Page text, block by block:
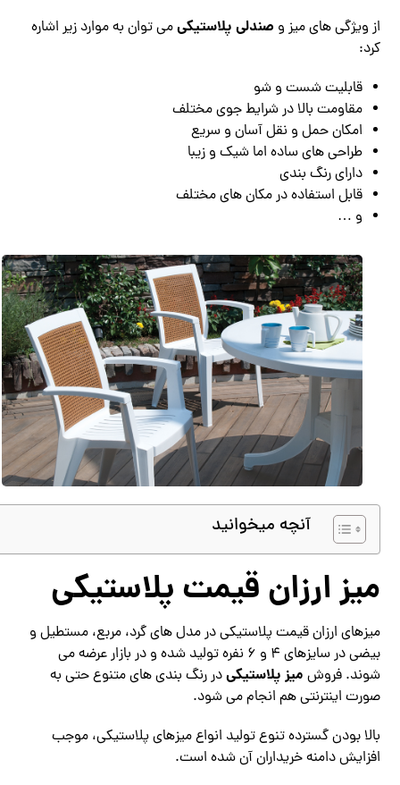
از ویژگی های میز و صندلی پلاستیکیمی توان به موارد زیر اشاره
کرد:
قابلیت شست و شو
مقاومت بالا در شرایط جوی مختلف
امکان حمل و نقل آسان و سریع
طراحی های ساده اما شیک و زیبا
دارای رنگ بندی
قابل استفاده در مکان های مختلف
و …
آنچه میخوانید
میز ارزان قیمت پلاستیکی
میزهای ارزان قیمت پلاستیکی در مدل های گرد، مربع، مستطیل و
بیضی در سایزهای 4 و 6 نفره تولید شده و در بازار عرضه می
شوند. فروش میز پلاستیکیدر رنگ بندی های متنوع حتی به
صورت اینترنتی هم انجام می شود.
بالا بودن گسترده تنوع تولید انواع میزهای پلاستیکی، موجب
افزایش دامنه خریداران آن شده است.